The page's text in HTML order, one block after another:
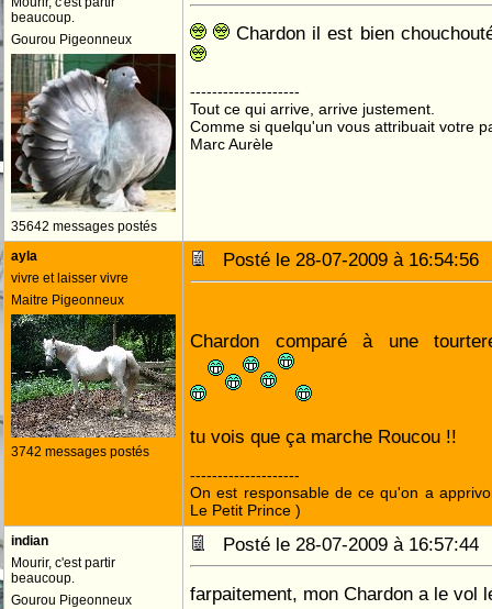
beaucoup.
Gourou Pigeonneux
35642 messages postés
Chardon il est bien
--------------------
Tout ce qui arrive, arrive justement.
Comme si quelqu'un vous attribuait votre
Marc Aurèle
ayla
vivre et laisser vivre
Maitre Pigeonneux
3742 messages postés
Posté le 28-07-2009 à
Chardon comparé à une
tu vois que ça marche Roucou !!
--------------------
On est responsable de ce qu'on a
Le Petit Prince )
indian
Mourir, c'est partir
beaucoup.
Gourou Pigeonneux
Posté le 28-07-2009 à
farpaitement, mon Chardon a le vol